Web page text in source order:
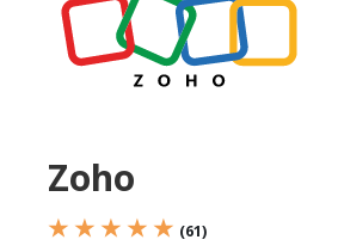
Zoho
★ ★ ★ ★ ★ (61)